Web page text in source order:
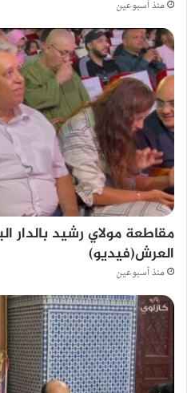
منذ أسبوعين
مقاطعة مولاي رشيد بالدار
العرش(فيديو)
منذ أسبوعين